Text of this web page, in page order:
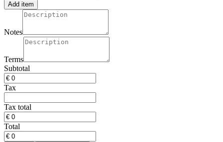
Add item
Notes
Terms
Subtotal
Tax
Tax total
Total